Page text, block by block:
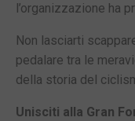
l’organizzazione ha
Non lasciarti
pedalare tra le
della storia del
Unisciti alla Gran